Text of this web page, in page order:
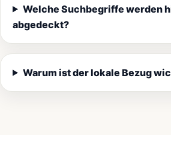
Welche Suchbegriffe werden
abgedeckt?
Warum ist der lokale Bezug